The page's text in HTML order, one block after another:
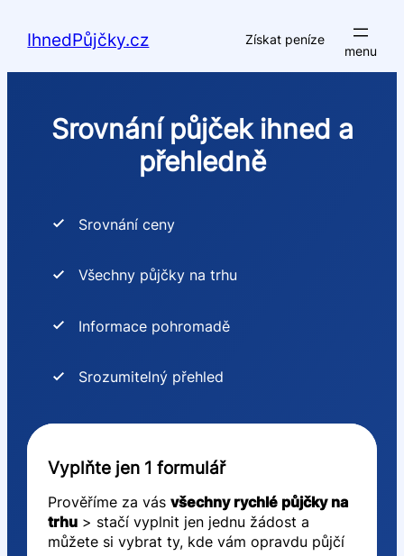
IhnedPůjčky.cz Získat peníze
Srovnání půjček ihned a
přehledně
Srovnání ceny
Všechny půjčky na trhu
Informace pohromadě
Srozumitelný přehled
Vyplňte jen 1 formulář
Prověříme za vás všechny rychlé půjčky na
trhu> stačí vyplnit jen jednu žádost a
můžete si vybrat ty, kde vám opravdu půjčí